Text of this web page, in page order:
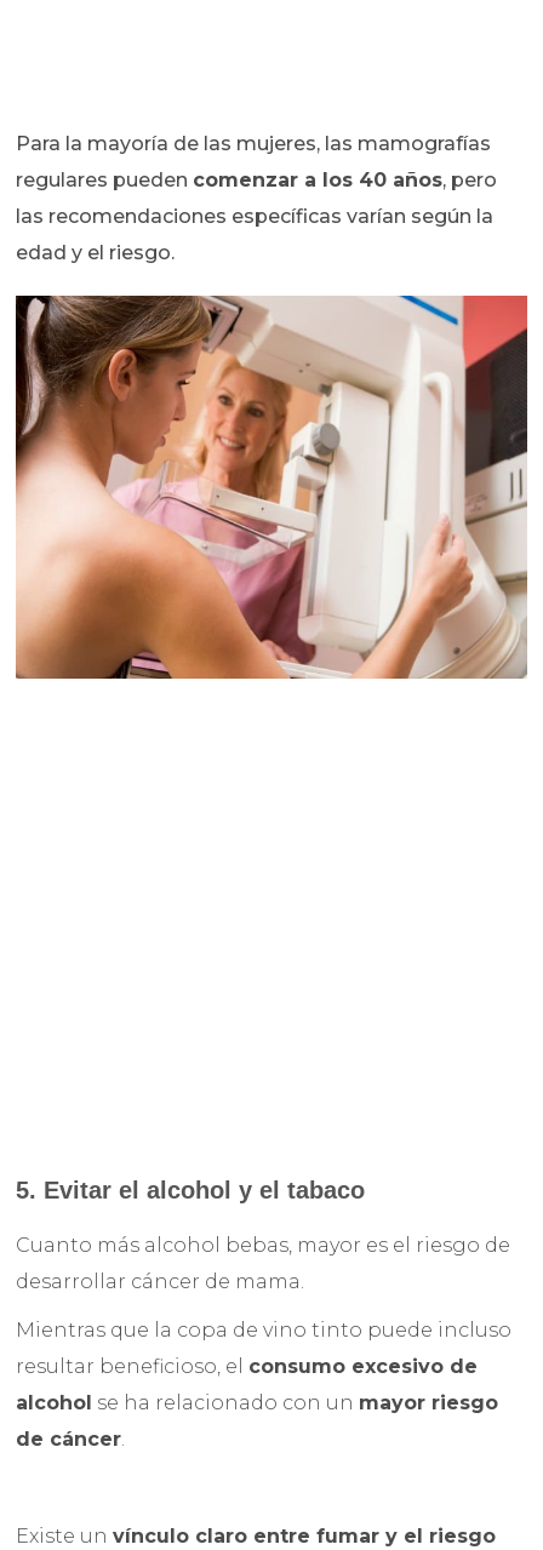
Para la mayoría de las mujeres, las mamografías
regulares pueden comenzar a los 40 años, pero
las recomendaciones específicas varían según la
edad y el riesgo.
5. Evitar el alcohol y el tabaco
Cuanto más alcohol bebas, mayor es el riesgo de
desarrollar cáncer de mama.
Mientras que la copa de vino tinto puede incluso
resultar beneficioso, el consumo excesivo de
alcohol se ha relacionado con un mayor riesgo
de cáncer.
Existe unvínculo claro entre fumar y el riesgo